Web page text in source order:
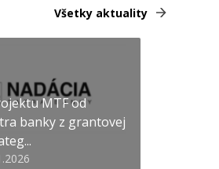
Všetky aktuality
MTF od
banky z grantovej